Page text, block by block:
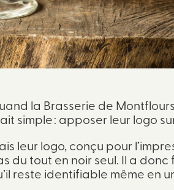
la Brasserie de
simple : apposer leur logo
leur logo, conçu pour
du tout en noir seul. Il a
reste identifiable même en